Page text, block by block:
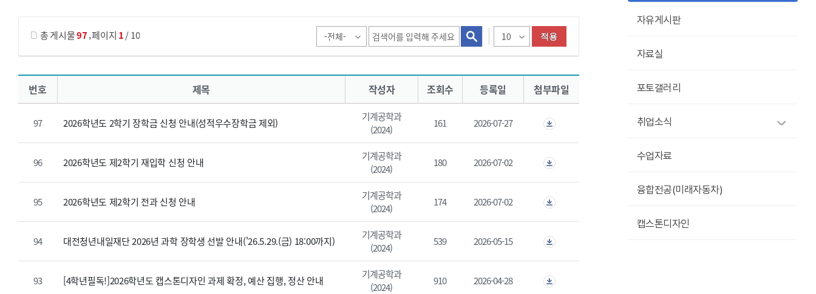
자유게시판
자료실
포토갤러리
취업소식
수업자료
융합전공(미래자동차)
캡스톤디자인
총 게시물97,페이지 1/ 10 적용
공지사항 목록 으로 번호, 제목, 작성자, 조회수, 등록 일, 첨부파일로 나열 되고 있습니다.
번호 제목 작성자 조회수 등록일 첨부파일
97 2026학년도 2학기 장학금 신청 안내(성적우수장학금 제외)
기계공학과
(2024)
161 2026-07-27
96 2026학년도 제2학기 재입학 신청 안내
기계공학과
(2024)
180 2026-07-02
95 2026학년도 제2학기 전과 신청 안내
기계공학과
(2024)
174 2026-07-02
94 대전청년내일재단 2026년 과학 장학생 선발 안내('26.5.29.(금) 18:00까지)
기계공학과
(2024)
539 2026-05-15
93 [4학년필독!]2026학년도 캡스톤디자인 과제 확정, 예산 집행, 정산 안내
기계공학과
(2024)
910 2026-04-28